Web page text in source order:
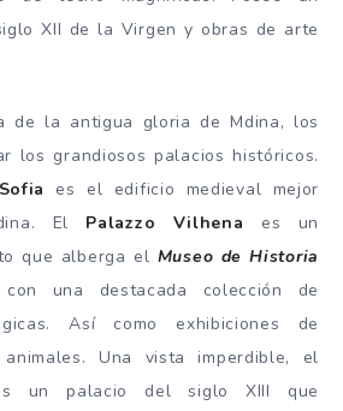
XII de la Virgen y obras de arte
de la antigua gloria de Mdina, los
los grandiosos palacios históricos.
es el edificio medieval mejor
El Palazzo Vilhena es un
que alberga el Museo de Historia
con una destacada colección de
Así como exhibiciones de
Una vista imperdible, el
un palacio del siglo XIII que